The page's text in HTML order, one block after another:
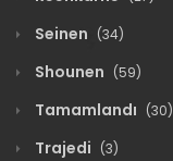
Seinen (34)
Shounen (59)
Tamamlandı (30)
Trajedi (3)